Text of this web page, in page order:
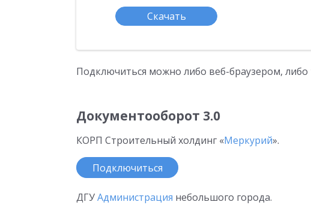
Скачать
Подключиться можно либо веб-браузером,
Документооборот 3.0
КОРП Строительный холдинг «Меркурий».
Подключиться
ДГУАдминистрация небольшого города.